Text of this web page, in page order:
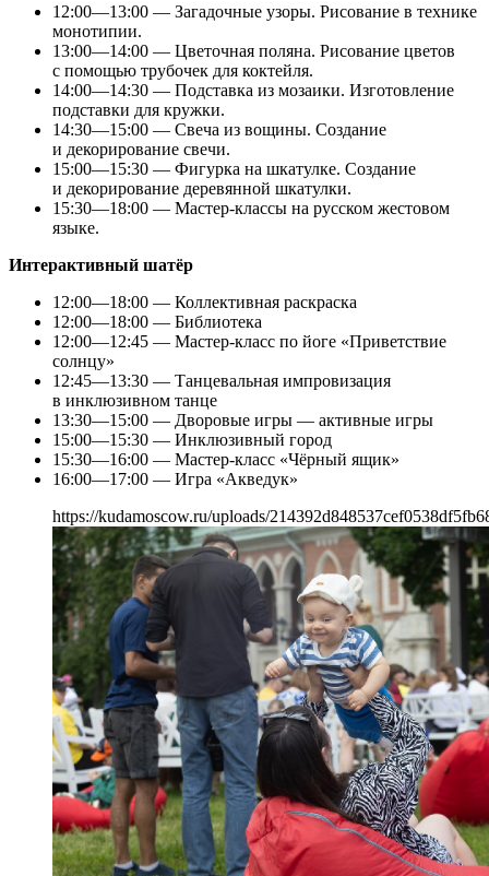
12:00—13:00 — Загадочные узоры. Рисование в технике
монотипии.
13:00—14:00 — Цветочная поляна. Рисование цветов
с помощью трубочек для коктейля.
14:00—14:30 — Подставка из мозаики. Изготовление
подставки для кружки.
14:30—15:00 — Свеча из вощины. Создание
и декорирование свечи.
15:00—15:30 — Фигурка на шкатулке. Создание
и декорирование деревянной шкатулки.
15:30—18:00 — Мастер-классы на русском жестовом
языке.
Интерактивный шатёр
12:00—18:00 — Коллективная раскраска
12:00—18:00 — Библиотека
12:00—12:45 — Мастер-класс по йоге «Приветствие
солнцу»
12:45—13:30 — Танцевальная импровизация
в инклюзивном танце
13:30—15:00 — Дворовые игры — активные игры
15:00—15:30 — Инклюзивный город
15:30—16:00 — Мастер-класс «Чёрный ящик»
16:00—17:00 — Игра «Акведук»
https://kudamoscow.ru/uploads/